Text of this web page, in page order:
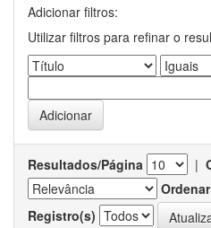
Adicionar filtros:
Utilizar filtros para refinar o
Resultados/Página |
Ordenar
Registro(s)